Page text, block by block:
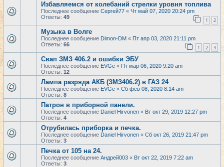
Избавляемся от колебаний стрелки уровня топлива
Последнее сообщение Сергей77 « Чт май 07, 2020 20:24 pm
Ответы: 49 1 2
Музыка в Волге
Последнее сообщение Dimon-DM « Пт апр 03, 2020 21:11 pm
Ответы: 66 1 2 3
Свап ЗМЗ 406.2 и ошибки ЭБУ
Последнее сообщение EVGe « Пт мар 06, 2020 9:20 am
Ответы: 12
Лампа разряда АКБ (ЗМЗ406.2) в ГАЗ 24
Последнее сообщение EVGe « Сб фев 08, 2020 8:14 am
Ответы: 8
Патрон в приборной панели.
Последнее сообщение Daniel Hirvonen « Вт окт 29, 2019 12:27 pm
Ответы: 4
Отрубилась приборка и печка.
Последнее сообщение Daniel Hirvonen « Сб окт 26, 2019 21:47 pm
Ответы: 3
Печка от 105 на 24.
Последнее сообщение Андрей003 « Вт окт 22, 2019 7:22 am
Ответы: 3